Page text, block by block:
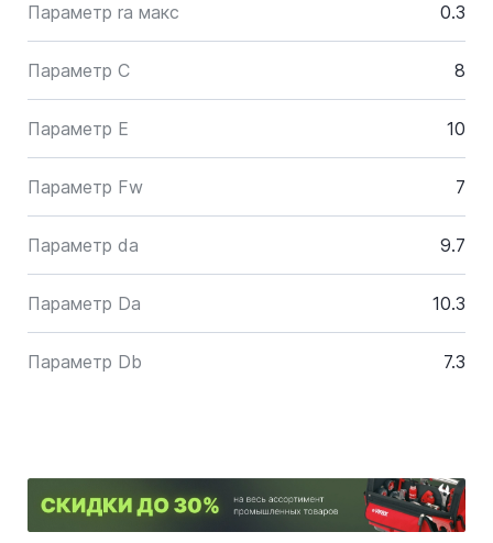
Параметр ra макс 0.3
Параметр C 8
Параметр E 10
Параметр Fw 7
Параметр da 9.7
Параметр Da 10.3
Параметр Db 7.3